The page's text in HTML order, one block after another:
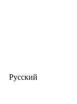
Русский